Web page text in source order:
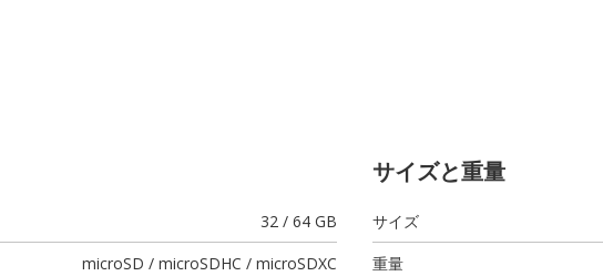
32 / 64 GB
microSD / microSDHC / microSDXC
サイズと重量
サイズ
重量